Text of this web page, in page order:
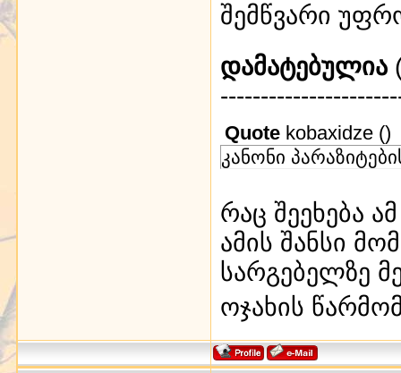
შემწვარი
დამატებულია
Quote kobaxidze ()
კანონი
რაც შეეხება
ამის შანსი
სარგებელზე
ოჯახის